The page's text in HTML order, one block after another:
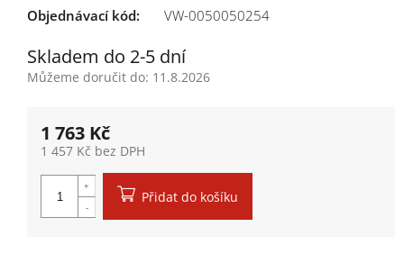
Skladem do 2-5 dní
Můžeme doručit do: 11.8.2026
Objednávací kód:
VW-0050050254
1 763 Kč
1 457 Kč bez DPH
Přidat do košíku